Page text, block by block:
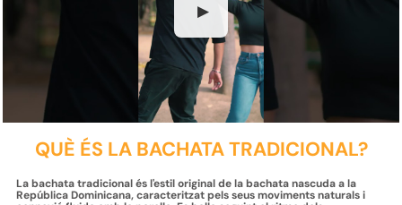
▶
QUÈ ÉS LA BACHATA TRADICIONAL?
La bachata tradicional és l'estil original de la bachata nascuda a la
República Dominicana, caracteritzat pels seus moviments naturals i